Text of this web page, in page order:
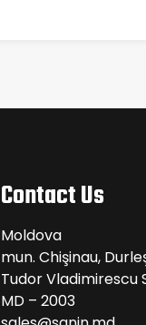
Contact Us
Moldova
mun. Chişinau,
Tudor Vladimirescu
MD – 2003